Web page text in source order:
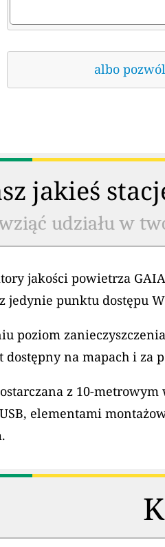
albo
jakieś
udziału w
jakości powietrza
jedynie punktu dostępu
poziom
dostępny na mapach i za
z 10-
elementami